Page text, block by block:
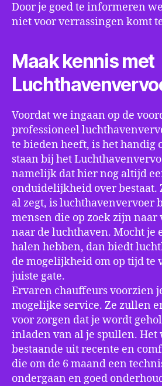
Door je goed te informeren
niet voor verrassingen komt
Maak kennis met
Voordat we ingaan op de
professioneel
te bieden heeft, is het handig
staan bij het
namelijk dat hier nog altijd
onduidelijkheid over bestaat.
al zegt, is luchthavenvervoer
mensen die op zoek zijn naar
naar de luchthaven. Mocht je
halen hebben, dan biedt
de mogelijkheid om op tijd te
juiste gate.
Ervaren chauffeurs voorzien
mogelijke service. Ze zullen
voor zorgen dat je wordt
inladen van al je spullen. Het
bestaande uit recente en
die om de 6 maand een
ondergaan en goed